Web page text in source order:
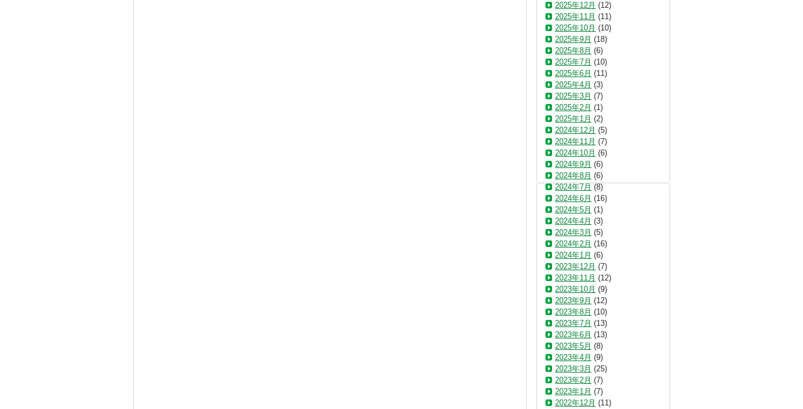
2025年12月 (12)
2025年11月 (11)
2025年10月 (10)
2025年9月 (18)
2025年8月 (6)
2025年7月 (10)
2025年6月 (11)
2025年4月 (3)
2025年3月 (7)
2025年2月 (1)
2025年1月 (2)
2024年12月 (5)
2024年11月 (7)
2024年10月 (6)
2024年9月 (6)
2024年8月 (6)
2024年7月 (8)
2024年6月 (16)
2024年5月 (1)
2024年4月 (3)
2024年3月 (5)
2024年2月 (16)
2024年1月 (6)
2023年12月 (7)
2023年11月 (12)
2023年10月 (9)
2023年9月 (12)
2023年8月 (10)
2023年7月 (13)
2023年6月 (13)
2023年5月 (8)
2023年4月 (9)
2023年3月 (25)
2023年2月 (7)
2023年1月 (7)
2022年12月 (11)